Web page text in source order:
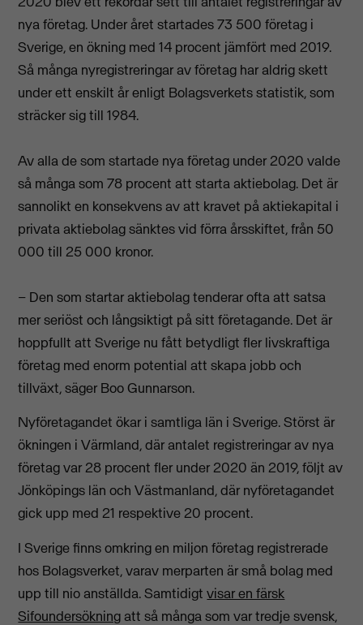
nya företag. Under året startades 73 500 företag i
Sverige, en ökning med 14 procent jämfört med 2019.
Så många nyregistreringar av företag har aldrig skett
under ett enskilt år enligt Bolagsverkets statistik, som
sträcker sig till 1984.
Av alla de som startade nya företag under 2020 valde
så många som 78 procent att starta aktiebolag. Det är
sannolikt en konsekvens av att kravet på aktiekapital i
privata aktiebolag sänktes vid förra årsskiftet, från 50
000 till 25 000 kronor.
– Den som startar aktiebolag tenderar ofta att satsa
mer seriöst och långsiktigt på sitt företagande. Det är
hoppfullt att Sverige nu fått betydligt fler livskraftiga
företag med enorm potential att skapa jobb och
tillväxt, säger Boo Gunnarson.
Nyföretagandet ökar i samtliga län i Sverige. Störst är
ökningen i Värmland, där antalet registreringar av nya
företag var 28 procent fler under 2020 än 2019, följt av
Jönköpings län och Västmanland, där nyföretagandet
gick upp med 21 respektive 20 procent.
I Sverige finns omkring en miljon företag registrerade
hos Bolagsverket, varav merparten är små bolag med
upp till nio anställda. Samtidigtvisar en färsk
Sifoundersökningatt så många som var tredje svensk,